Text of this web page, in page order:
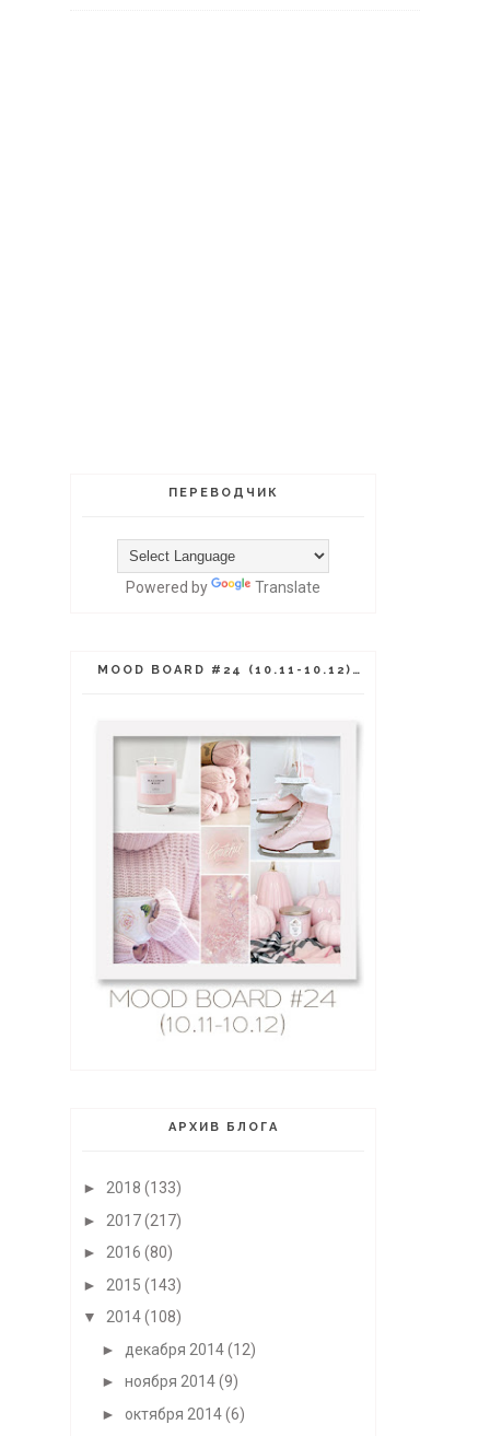
ПЕРЕВОДЧИК
Powered by Translate
MOOD BOARD #24 (10.11-10.12)
АРХИВ БЛОГА
► 2018 (133)
► 2017(217)
► 2016 (80)
► 2015 (143)
▼
2014(108)
► декабря 2014 (12)
► ноября 2014 (9)
► октября 2014 (6)